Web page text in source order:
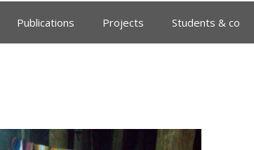
Publications Projects Students & co